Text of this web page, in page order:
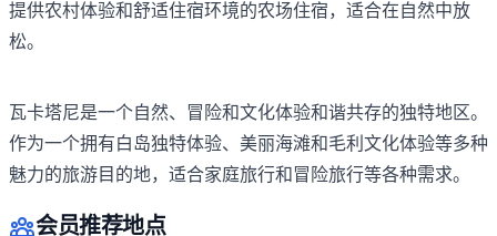
提供农村体验和舒适住宿环境的农场住宿，适合在自然中放
松。
瓦卡塔尼是一个自然、冒险和文化体验和谐共存的独特地区。
作为一个拥有白岛独特体验、美丽海滩和毛利文化体验等多种
魅力的旅游目的地，适合家庭旅行和冒险旅行等各种需求。
会员推荐地点